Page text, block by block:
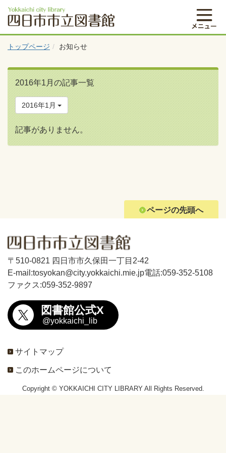
トップページ お知らせ
2016年1月の記事一覧
2016年1月
記事がありません。
ページの先頭へ
〒510-0821 四日市市久保田一丁目2-42
E-mail:tosyokan@city.yokkaichi.mie.jp電話:059-352-5108
ファクス:059-352-9897
図書館公式X
@yokkaichi_lib
サイトマップ
このホームページについて
Copyright © YOKKAICHI CITY LIBRARY All Rights Reserved.